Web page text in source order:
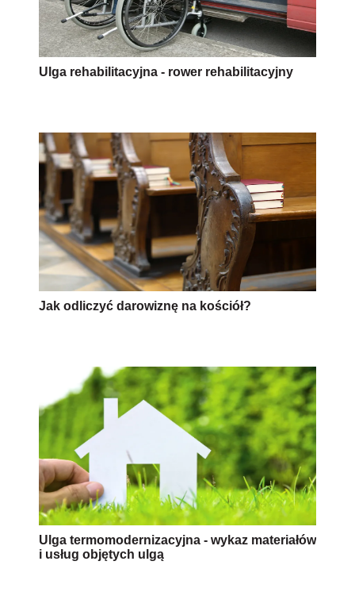
Ulga rehabilitacyjna - rower rehabilitacyjny
Jak odliczyć darowiznę na kościół?
Ulga termomodernizacyjna - wykaz materiałów
i usług objętych ulgą